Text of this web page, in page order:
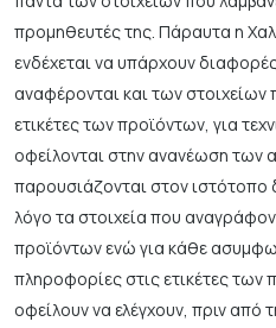
προμηθευτές της. Πάραυτα η
ενδέχεται να υπάρχουν
αναφέρονται και των
ετικέτες των προϊόντων, για
οφείλονται στην ανανέωση των
παρουσιάζονται στον ιστότοπο
λόγο τα στοιχεία που
προϊόντων ενώ για κάθε
πληροφορίες στις ετικέτες
οφείλουν να ελέγχουν, πριν από